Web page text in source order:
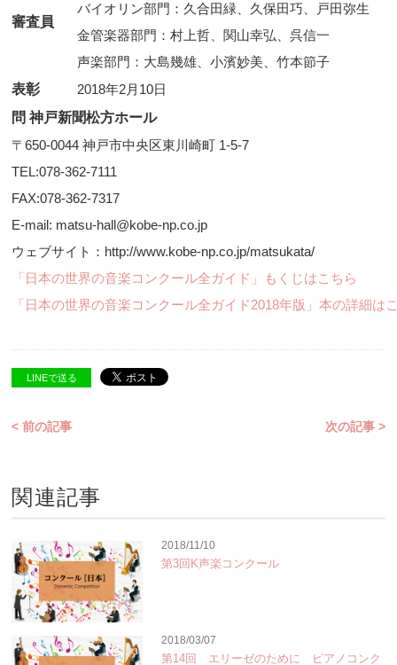
審査員
バイオリン部門：久合田緑、久保田巧、戸田弥生
金管楽器部門：村上哲、関山幸弘、呉信一
声楽部門：大島幾雄、小濱妙美、竹本節子
表彰
2018年2月10日
問 神戸新聞松方ホール
〒650-0044 神戸市中央区東川崎町 1-5-7
TEL:078-362-7111
FAX:078-362-7317
E-mail: matsu-hall@kobe-np.co.jp
ウェブサイト：http://www.kobe-np.co.jp/matsukata/
「日本の世界の音楽コンクール全ガイド」もくじはこちら
「日本の世界の音楽コンクール全ガイド2018年版」本の詳細は
LINEで送る
< 前の記事 次の記事 >
関連記事
2018/11/10
第3回K声楽コンクール
2018/03/07
第14回 エリーゼのために ピアノコンク